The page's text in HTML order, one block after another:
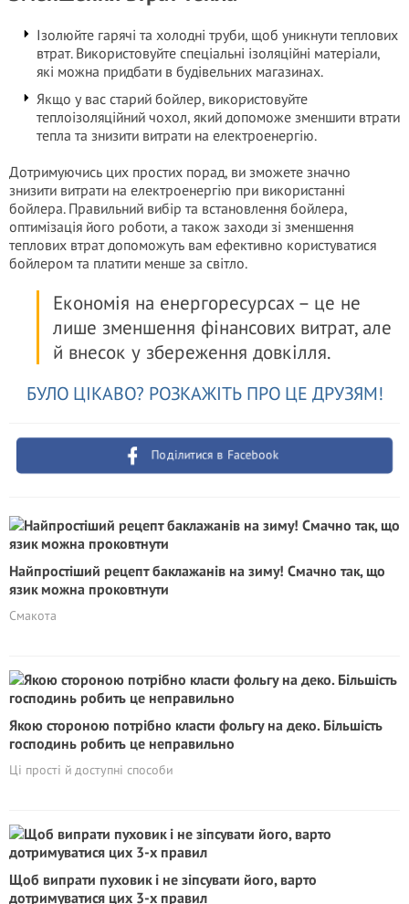
Ізолюйте гарячі та холодні труби, щоб уникнути теплових
втрат. Використовуйте спеціальні ізоляційні матеріали,
які можна придбати в будівельних магазинах.
Якщо у вас старий бойлер, використовуйте
теплоізоляційний чохол, який допоможе зменшити втрати
тепла та знизити витрати на електроенергію.
Дотримуючись цих простих порад, ви зможете значно
знизити витрати на електроенергію при використанні
бойлера. Правильний вибір та встановлення бойлера,
оптимізація його роботи, а також заходи зі зменшення
теплових втрат допоможуть вам ефективно користуватися
бойлером та платити менше за світло.
Економія на енергоресурсах – це не
лише зменшення фінансових витрат, але
й внесок у збереження довкілля.
БУЛО ЦІКАВО? РОЗКАЖІТЬ ПРО ЦЕ ДРУЗЯМ!
Поділитися в Facebook
Найпростіший рецепт баклажанів на зиму! Смачно так, що
язик можна проковтнути
Смакота
Якою стороною потрібно класти фольгу на деко. Більшість
господинь робить це неправильно
Ці прості й доступні способи
Щоб випрати пуховик і не зіпсувати його, варто
дотримуватися цих 3-х правил